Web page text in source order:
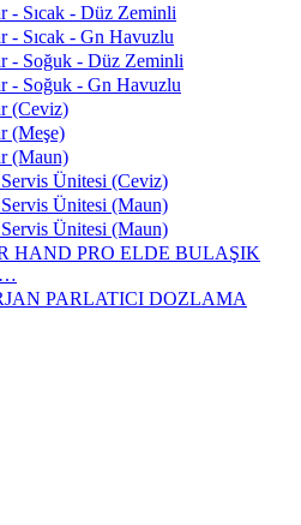
- Sıcak - Düz Zeminli
- Sıcak - Gn Havuzlu
- Soğuk - Düz Zeminli
- Soğuk - Gn Havuzlu
(Ceviz)
(Meşe)
(Maun)
Servis Ünitesi (Ceviz)
Servis Ünitesi (Maun)
Servis Ünitesi (Maun)
HAND PRO ELDE BULAŞIK
PARLATICI DOZLAMA